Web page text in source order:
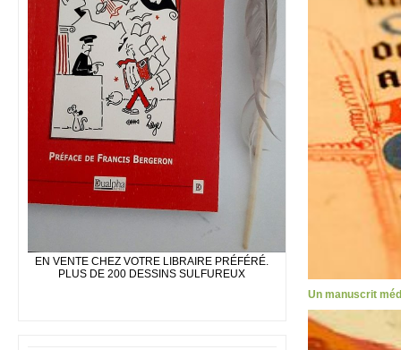
EN VENTE CHEZ VOTRE LIBRAIRE PRÉFÉRÉ.
PLUS DE 200 DESSINS SULFUREUX
Un manuscrit